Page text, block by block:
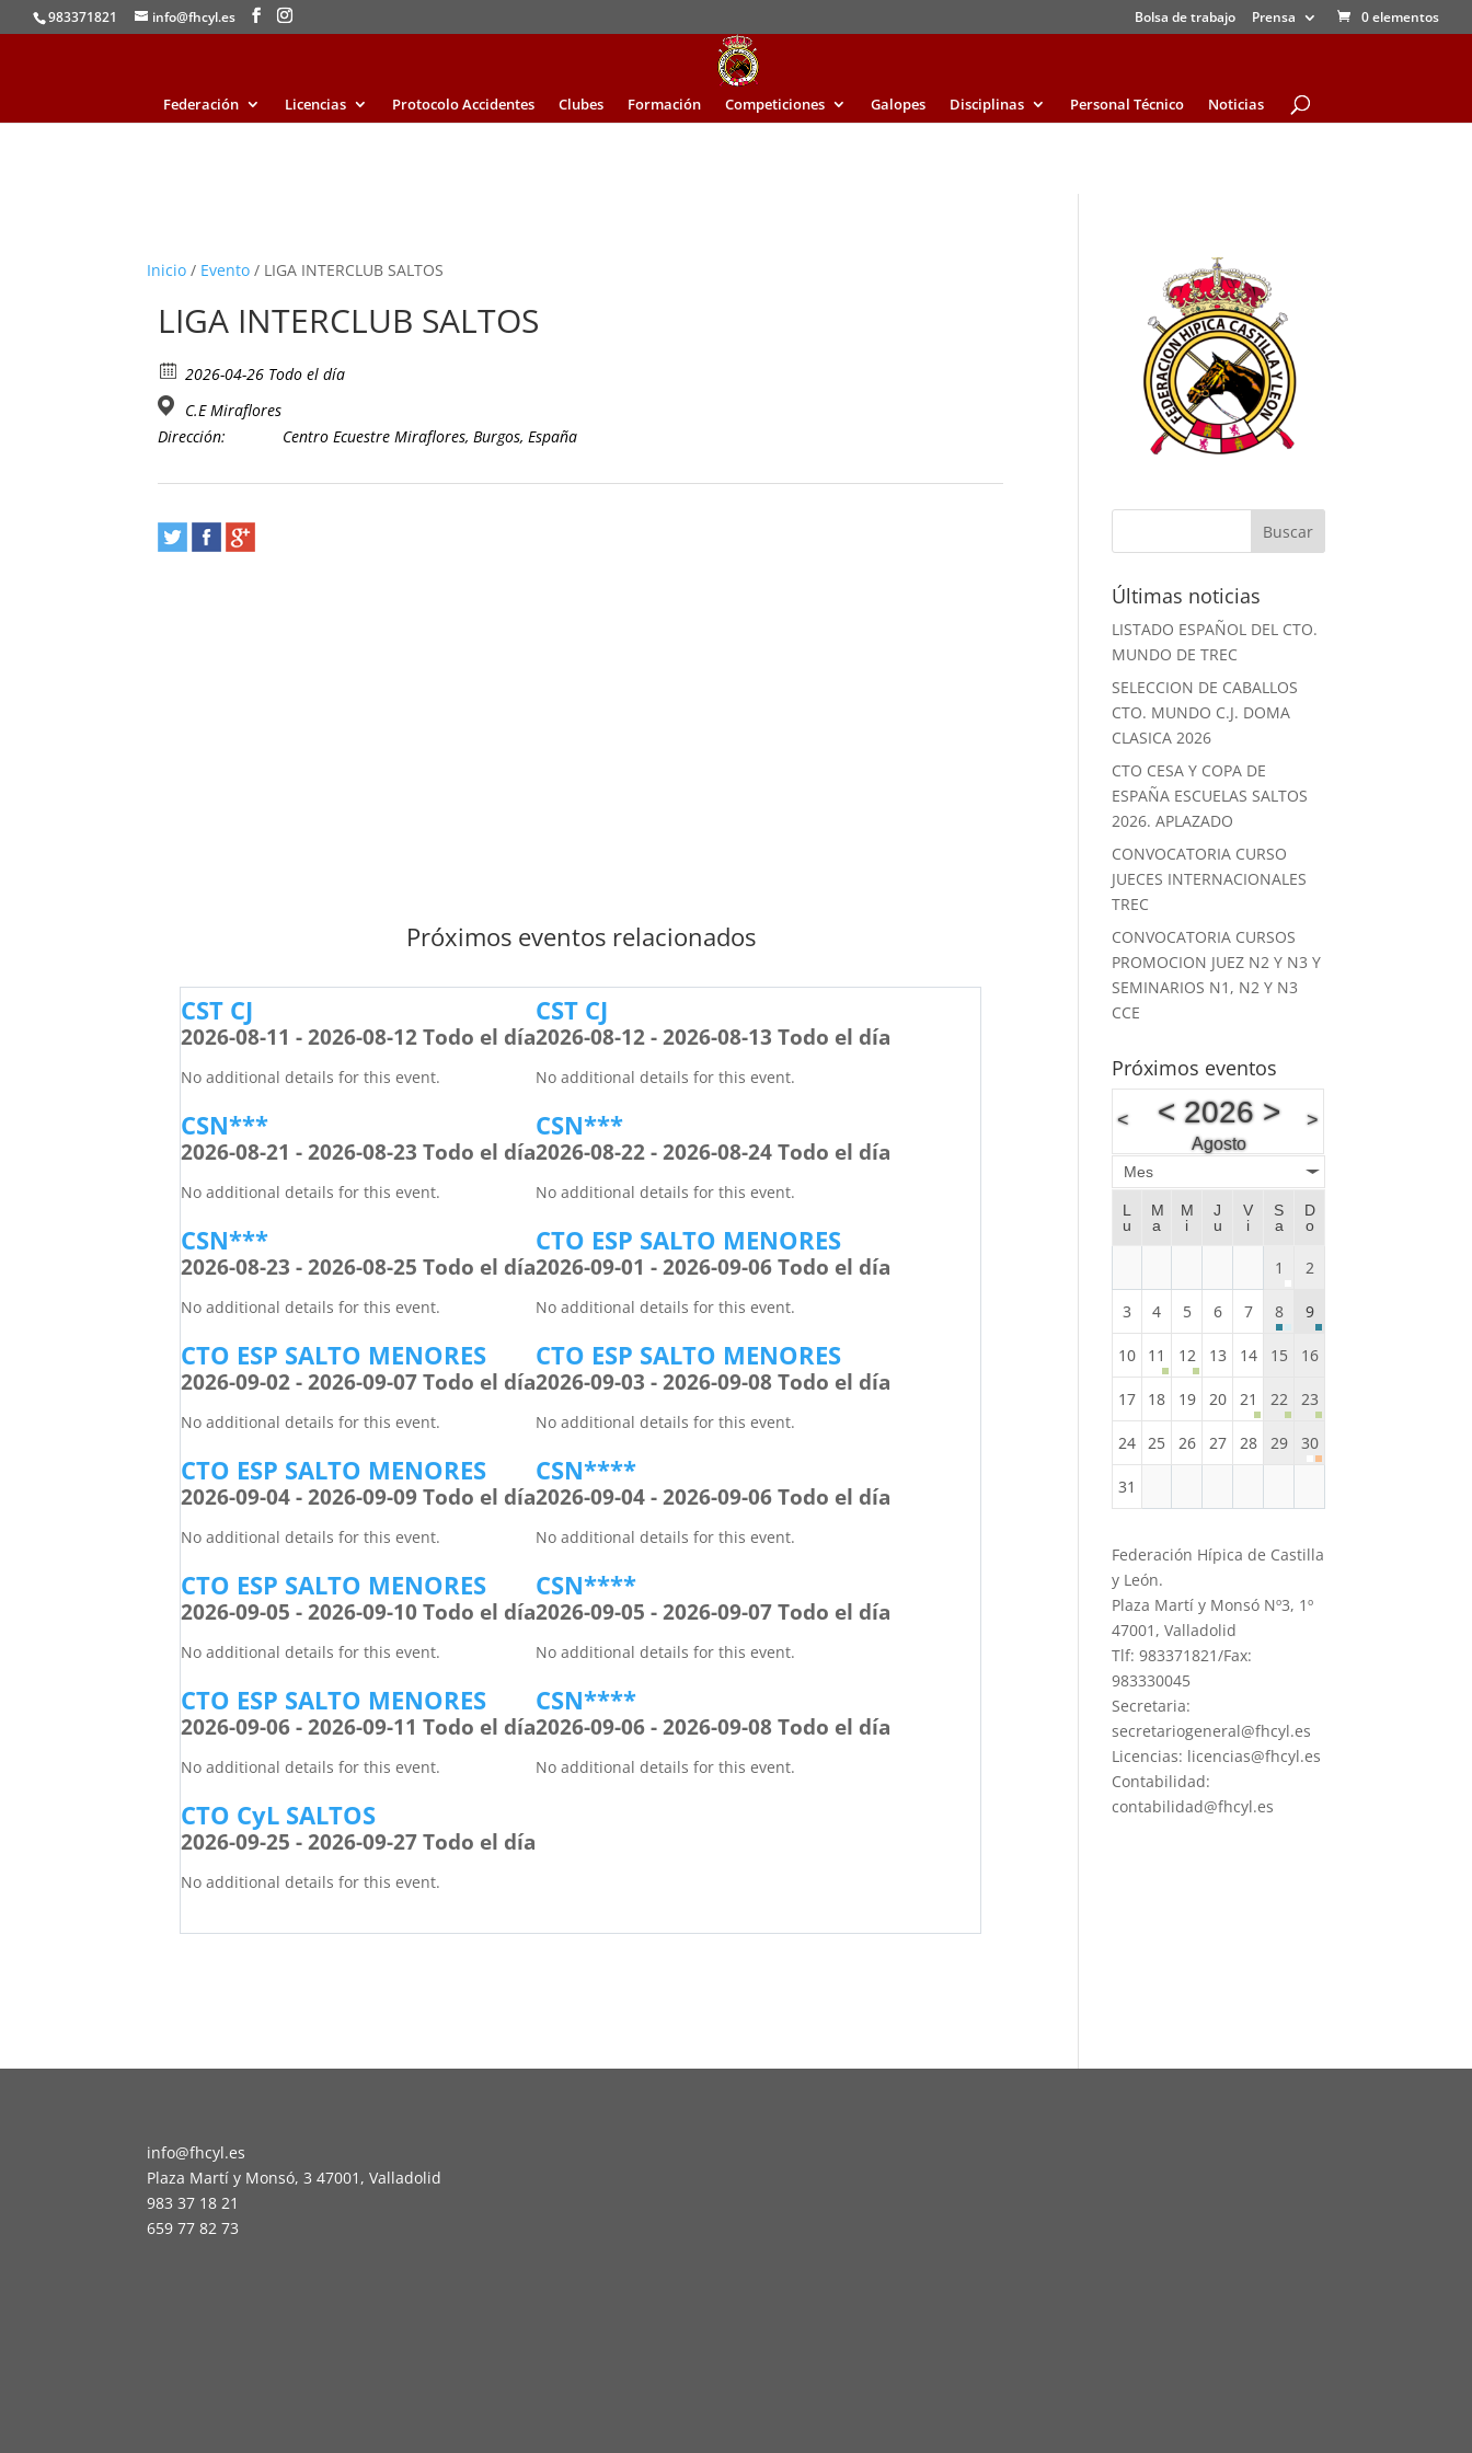
983371821 info@fhcyl.es Bolsa de trabajo Prensa 0 elementos
Federación Licencias Protocolo Accidentes Clubes Formación Competiciones Galopes Disciplinas Personal Técnico Noticias
Inicio / Evento / LIGA INTERCLUB SALTOS
LIGA INTERCLUB SALTOS
2026-04-26 Todo el día
C.E Miraflores
Dirección:
Centro Ecuestre Miraflores, Burgos, España
Próximos eventos relacionados
CST CJ
2026-08-11 - 2026-08-12 Todo el día
No additional details for this event.
CST CJ
2026-08-12 - 2026-08-13 Todo el día
No additional details for this event.
CSN***
2026-08-21 - 2026-08-23 Todo el día
No additional details for this event.
CSN***
2026-08-22 - 2026-08-24 Todo el día
No additional details for this event.
CSN***
2026-08-23 - 2026-08-25 Todo el día
No additional details for this event.
CTO ESP SALTO MENORES
2026-09-01 - 2026-09-06 Todo el día
No additional details for this event.
CTO ESP SALTO MENORES
2026-09-02 - 2026-09-07 Todo el día
No additional details for this event.
CTO ESP SALTO MENORES
2026-09-03 - 2026-09-08 Todo el día
No additional details for this event.
CTO ESP SALTO MENORES
2026-09-04 - 2026-09-09 Todo el día
No additional details for this event.
CSN****
2026-09-04 - 2026-09-06 Todo el día
No additional details for this event.
CTO ESP SALTO MENORES
2026-09-05 - 2026-09-10 Todo el día
No additional details for this event.
CSN****
2026-09-05 - 2026-09-07 Todo el día
No additional details for this event.
CTO ESP SALTO MENORES
2026-09-06 - 2026-09-11 Todo el día
No additional details for this event.
CSN****
2026-09-06 - 2026-09-08 Todo el día
No additional details for this event.
CTO CyL SALTOS
2026-09-25 - 2026-09-27 Todo el día
No additional details for this event.
Últimas noticias
LISTADO ESPAÑOL DEL CTO.
MUNDO DE TREC
SELECCION DE CABALLOS
CTO. MUNDO C.J. DOMA
CLASICA 2026
CTO CESA Y COPA DE
ESPAÑA ESCUELAS SALTOS
2026. APLAZADO
CONVOCATORIA CURSO
JUECES INTERNACIONALES
TREC
CONVOCATORIA CURSOS
PROMOCION JUEZ N2 Y N3 Y
SEMINARIOS N1, N2 Y N3
CCE
Próximos eventos
< <2026 >
Agosto
>
Mes
L
u
M
a
M
i
J
u
V
i
S
a
D
o
1 2
3 4 5 6 7 8 9
10 11 12 13 14 15 16
17 18 19 20 21 22 23
24 25 26 27 28 29 30
31
Federación Hípica de Castilla
y León.
Plaza Martí y Monsó Nº3, 1º
47001, Valladolid
Tlf: 983371821/Fax:
983330045
Secretaria:
secretariogeneral@fhcyl.es
Licencias: licencias@fhcyl.es
Contabilidad:
contabilidad@fhcyl.es
info@fhcyl.es
Plaza Martí y Monsó, 3 47001, Valladolid
983 37 18 21
659 77 82 73